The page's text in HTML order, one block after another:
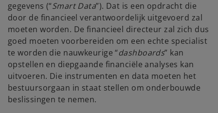
gegevens (“Smart Data”). Dat is een opdracht die
door de financieel verantwoordelijk uitgevoerd zal
moeten worden. De financieel directeur zal zich dus
goed moeten voorbereiden om een echte specialist
te worden die nauwkeurige “dashboards” kan
opstellen en diepgaande financiële analyses kan
uitvoeren. Die instrumenten en data moeten het
bestuursorgaan in staat stellen om onderbouwde
beslissingen te nemen.